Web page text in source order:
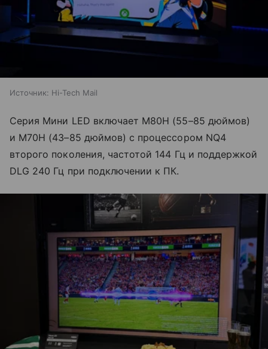
Источник: Hi-Tech Mail
Серия Мини LED включает M80H (55–85 дюймов)
и M70H (43–85 дюймов) с процессором NQ4
второго поколения, частотой 144 Гц и поддержкой
DLG 240 Гц при подключении к ПК.